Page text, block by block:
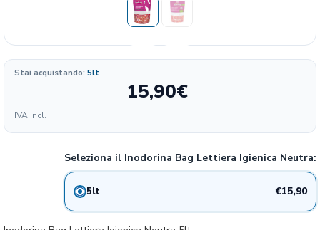
Stai acquistando: 5lt
15,90€
IVA incl.
Seleziona il Inodorina Bag Lettiera Igienica Neutra:
5lt €15,90
5 lt 20% 15.9€